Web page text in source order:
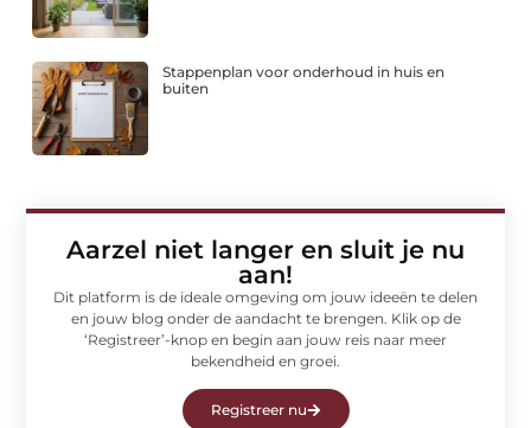
Stappenplan voor onderhoud in huis en
buiten
Aarzel niet langer en sluit je nu
aan!
Dit platform is de ideale omgeving om jouw ideeën te delen
en jouw blog onder de aandacht te brengen. Klik op de
‘Registreer’-knop en begin aan jouw reis naar meer
bekendheid en groei.
Registreer nu